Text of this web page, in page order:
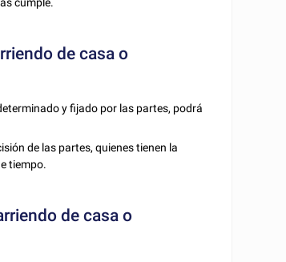
de casa o
y fijado por las partes, podrá
de las partes, quienes tienen la
tiempo.
de casa o